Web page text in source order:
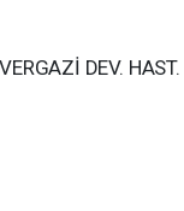
DEV. HAST.